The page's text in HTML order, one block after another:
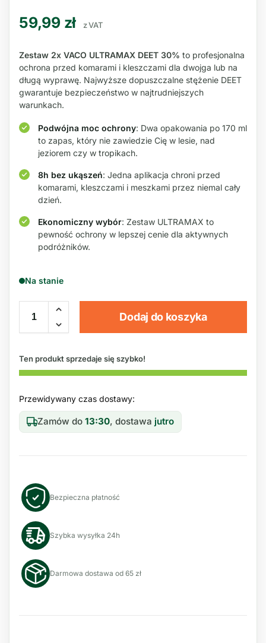
59,99 zł z VAT
Zestaw 2x VACO ULTRAMAX DEET 30% to profesjonalna
ochrona przed komarami i kleszczami dla dwojga lub na
długą wyprawę. Najwyższe dopuszczalne stężenie DEET
gwarantuje bezpieczeństwo w najtrudniejszych
warunkach.
Podwójna moc ochrony: Dwa opakowania po 170 ml
to zapas, który nie zawiedzie Cię w lesie, nad
jeziorem czy w tropikach.
8h bez ukąszeń: Jedna aplikacja chroni przed
komarami, kleszczami i meszkami przez niemal cały
dzień.
Ekonomiczny wybór: Zestaw ULTRAMAX to
pewność ochrony w lepszej cenie dla aktywnych
podróżników.
Na stanie
Dodaj do koszyka
Ten produkt sprzedaje się szybko!
Przewidywany czas dostawy:
Zamów do 13:30, dostawa jutro
Bezpieczna płatność
Szybka wysyłka 24h
Darmowa dostawa od 65 zł